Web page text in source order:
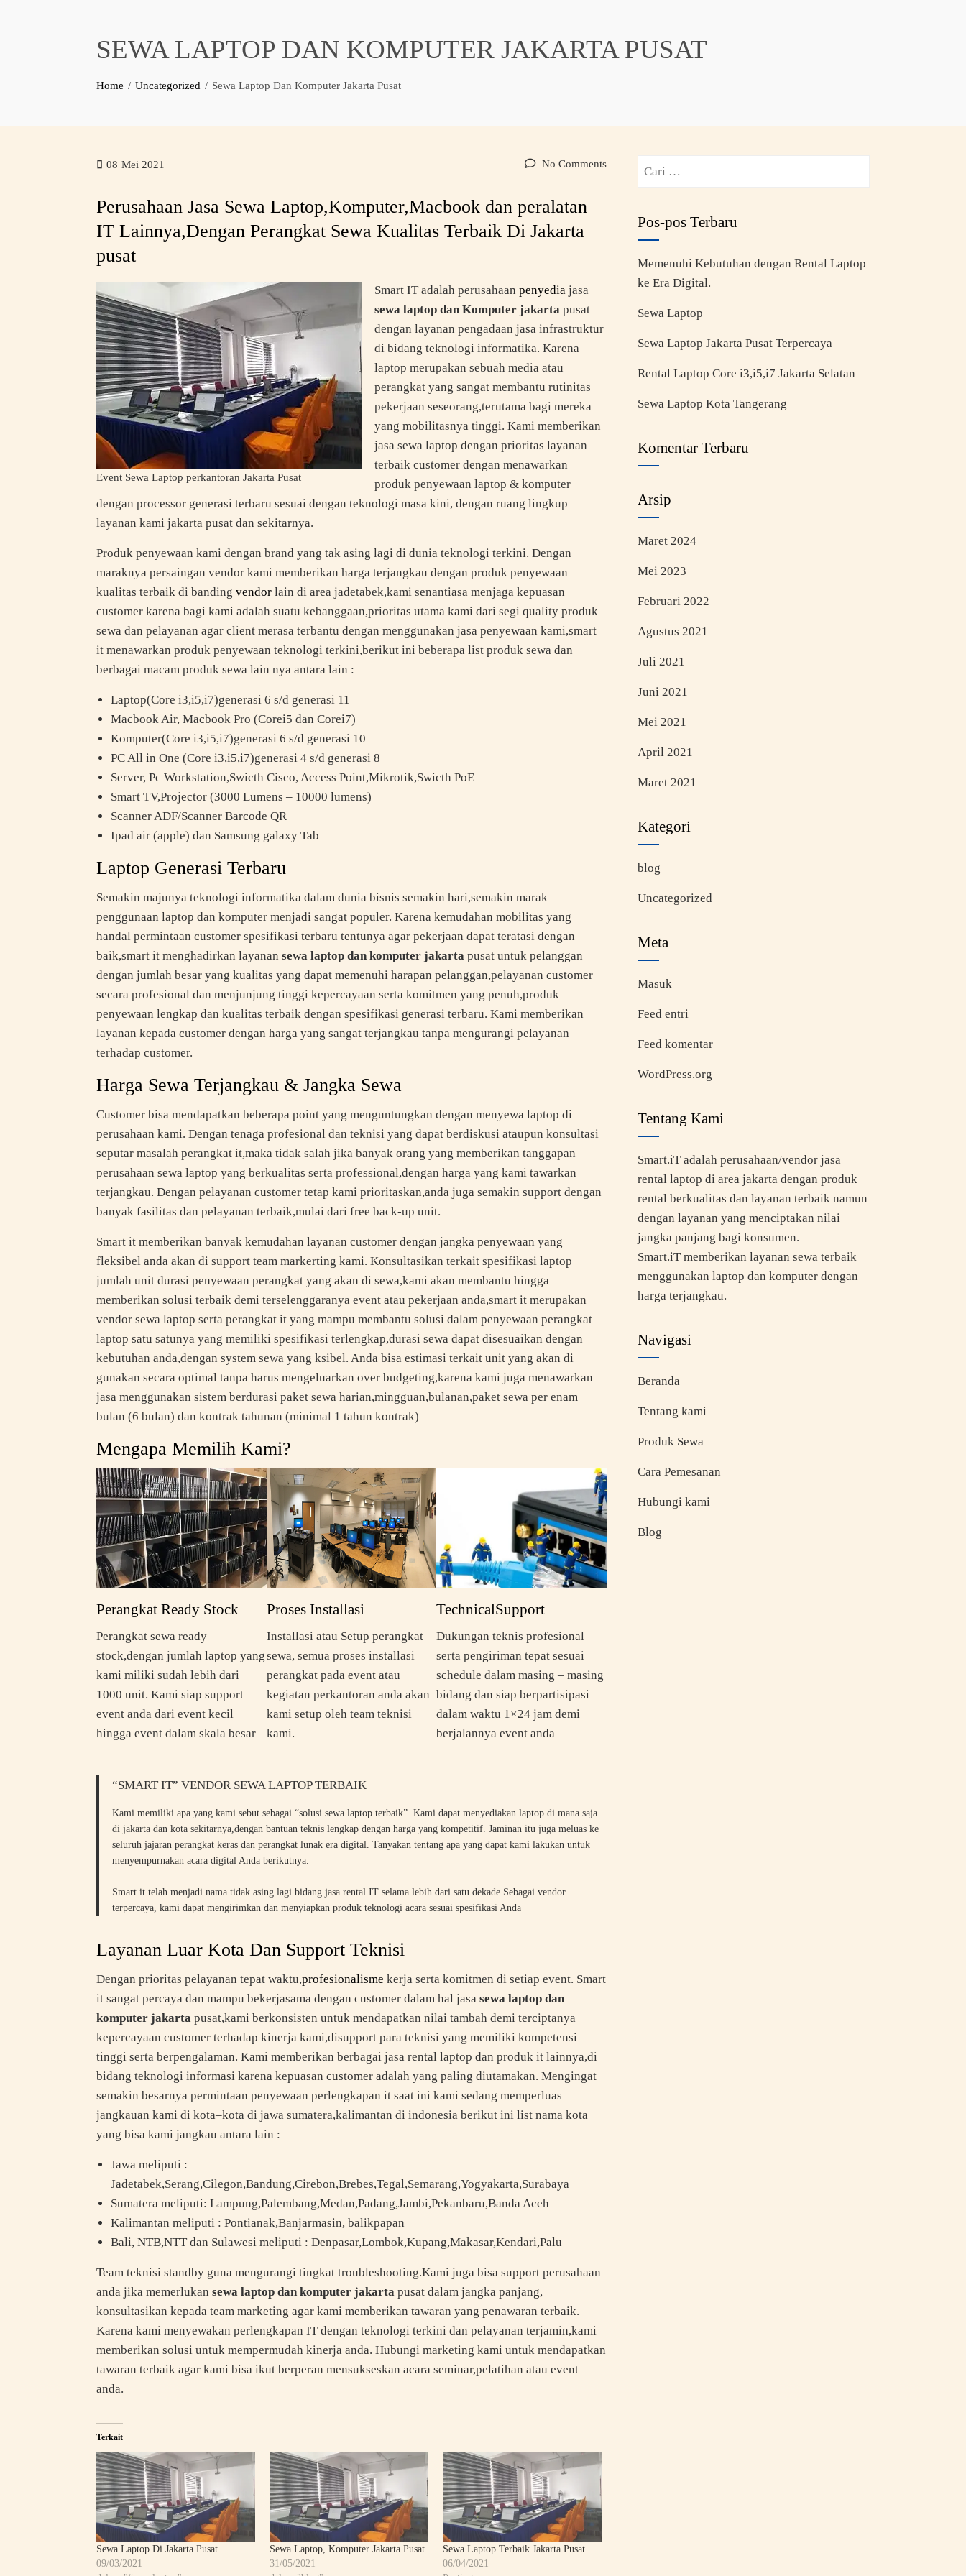
SEWA LAPTOP DAN KOMPUTER JAKARTA PUSAT
Home Uncategorized Sewa Laptop Dan Komputer Jakarta Pusat
08 Mei 2021 No Comments
Perusahaan Jasa Sewa Laptop,Komputer,Macbook dan peralatan
IT Lainnya,Dengan Perangkat Sewa Kualitas Terbaik Di Jakarta
pusat
Event Sewa Laptop perkantoran Jakarta Pusat
Smart IT adalah perusahaanpenyediajasa
sewa laptop dan Komputer jakarta pusat
dengan layanan pengadaan jasa infrastruktur
di bidang teknologi informatika. Karena
laptop merupakan sebuah media atau
perangkat yang sangat membantu rutinitas
pekerjaan seseorang,terutama bagi mereka
yang mobilitasnya tinggi. Kami memberikan
jasa sewa laptop dengan prioritas layanan
terbaik customer dengan menawarkan
produk penyewaan laptop & komputer
dengan processor generasi terbaru sesuai dengan teknologi masa kini, dengan ruang lingkup
layanan kami jakarta pusat dan sekitarnya.
Produk penyewaan kami dengan brand yang tak asing lagi di dunia teknologi terkini. Dengan
maraknya persaingan vendor kami memberikan harga terjangkau dengan produk penyewaan
kualitas terbaik di bandingvendor lain di area jadetabek,kami senantiasa menjaga kepuasan
customer karena bagi kami adalah suatu kebanggaan,prioritas utama kami dari segi quality produk
sewa dan pelayanan agar client merasa terbantu dengan menggunakan jasa penyewaan kami,smart
it menawarkan produk penyewaan teknologi terkini,berikut ini beberapa list produk sewa dan
berbagai macam produk sewa lain nya antara lain :
Laptop(Core i3,i5,i7)generasi 6 s/d generasi 11
Macbook Air, Macbook Pro (Corei5 dan Corei7)
Komputer(Core i3,i5,i7)generasi 6 s/d generasi 10
PC All in One (Core i3,i5,i7)generasi 4 s/d generasi 8
Server, Pc Workstation,Swicth Cisco, Access Point,Mikrotik,Swicth PoE
Smart TV,Projector (3000 Lumens – 10000 lumens)
Scanner ADF/Scanner Barcode QR
Ipad air (apple) dan Samsung galaxy Tab
Laptop Generasi Terbaru
Semakin majunya teknologi informatika dalam dunia bisnis semakin hari,semakin marak
penggunaan laptop dan komputer menjadi sangat populer. Karena kemudahan mobilitas yang
handal permintaan customer spesifikasi terbaru tentunya agar pekerjaan dapat teratasi dengan
baik,smart it menghadirkan layanansewa laptop dan komputer jakartapusat untuk pelanggan
dengan jumlah besar yang kualitas yang dapat memenuhi harapan pelanggan,pelayanan customer
secara profesional dan menjunjung tinggi kepercayaan serta komitmen yang penuh,produk
penyewaan lengkap dan kualitas terbaik dengan spesifikasi generasi terbaru. Kami memberikan
layanan kepada customer dengan harga yang sangat terjangkau tanpa mengurangi pelayanan
terhadap customer.
Harga Sewa Terjangkau & Jangka Sewa
Customer bisa mendapatkan beberapa point yang menguntungkan dengan menyewa laptop di
perusahaan kami. Dengan tenaga profesional dan teknisi yang dapat berdiskusi ataupun konsultasi
seputar masalah perangkat it,maka tidak salah jika banyak orang yang memberikan tanggapan
perusahaan sewa laptop yang berkualitas serta professional,dengan harga yang kami tawarkan
terjangkau. Dengan pelayanan customer tetap kami prioritaskan,anda juga semakin support dengan
banyak fasilitas dan pelayanan terbaik,mulai dari free back-up unit.
Smart it memberikan banyak kemudahan layanan customer dengan jangka penyewaan yang
fleksibel anda akan di support team markerting kami. Konsultasikan terkait spesifikasi laptop
jumlah unit durasi penyewaan perangkat yang akan di sewa,kami akan membantu hingga
memberikan solusi terbaik demi terselenggaranya event atau pekerjaan anda,smart it merupakan
vendor sewa laptop serta perangkat it yang mampu membantu solusi dalam penyewaan perangkat
laptop satu satunya yang memiliki spesifikasi terlengkap,durasi sewa dapat disesuaikan dengan
kebutuhan anda,dengan system sewa yang ksibel. Anda bisa estimasi terkait unit yang akan di
gunakan secara optimal tanpa harus mengeluarkan over budgeting,karena kami juga menawarkan
jasa menggunakan sistem berdurasi paket sewa harian,mingguan,bulanan,paket sewa per enam
bulan (6 bulan) dan kontrak tahunan (minimal 1 tahun kontrak)
Mengapa Memilih Kami?
Perangkat Ready Stock
Perangkat sewa ready
stock,dengan jumlah laptop yang
kami miliki sudah lebih dari
1000 unit. Kami siap support
event anda dari event kecil
hingga event dalam skala besar
Proses Installasi
Installasi atau Setup perangkat
sewa, semua proses installasi
perangkat pada event atau
kegiatan perkantoran anda akan
kami setup oleh team teknisi
kami.
TechnicalSupport
Dukungan teknis profesional
serta pengiriman tepat sesuai
schedule dalam masing – masing
bidang dan siap berpartisipasi
dalam waktu 1×24 jam demi
berjalannya event anda
“SMART IT” VENDOR SEWA LAPTOP TERBAIK
Kami memiliki apa yang kami sebut sebagai “solusi sewa laptop terbaik”. Kami dapat menyediakan laptop di mana saja
di jakarta dan kota sekitarnya,dengan bantuan teknis lengkap dengan harga yang kompetitif. Jaminan itu juga meluas ke
seluruh jajaran perangkat keras dan perangkat lunak era digital. Tanyakan tentang apa yang dapat kami lakukan untuk
menyempurnakan acara digital Anda berikutnya.
Smart it telah menjadi nama tidak asing lagi bidang jasa rental IT selama lebih dari satu dekade Sebagai vendor
terpercaya, kami dapat mengirimkan dan menyiapkan produk teknologi acara sesuai spesifikasi Anda
Layanan Luar Kota Dan Support Teknisi
Dengan prioritas pelayanan tepat waktu,profesionalisme kerja serta komitmen di setiap event. Smart
it sangat percaya dan mampu bekerjasama dengan customer dalam hal jasa sewa laptop dan
komputer jakarta pusat,kami berkonsisten untuk mendapatkan nilai tambah demi terciptanya
kepercayaan customer terhadap kinerja kami,disupport para teknisi yang memiliki kompetensi
tinggi serta berpengalaman. Kami memberikan berbagai jasa rental laptop dan produk it lainnya,di
bidang teknologi informasi karena kepuasan customer adalah yang paling diutamakan. Mengingat
semakin besarnya permintaan penyewaan perlengkapan it saat ini kami sedang memperluas
jangkauan kami di kota–kota di jawa sumatera,kalimantan di indonesia berikut ini list nama kota
yang bisa kami jangkau antara lain :
Jawa meliputi :
Jadetabek,Serang,Cilegon,Bandung,Cirebon,Brebes,Tegal,Semarang,Yogyakarta,Surabaya
Sumatera meliputi: Lampung,Palembang,Medan,Padang,Jambi,Pekanbaru,Banda Aceh
Kalimantan meliputi : Pontianak,Banjarmasin, balikpapan
Bali, NTB,NTT dan Sulawesi meliputi : Denpasar,Lombok,Kupang,Makasar,Kendari,Palu
Team teknisi standby guna mengurangi tingkat troubleshooting.Kami juga bisa support perusahaan
anda jika memerlukan sewa laptop dan komputer jakartapusat dalam jangka panjang,
konsultasikan kepada team marketing agar kami memberikan tawaran yang penawaran terbaik.
Karena kami menyewakan perlengkapan IT dengan teknologi terkini dan pelayanan terjamin,kami
memberikan solusi untuk mempermudah kinerja anda. Hubungi marketing kami untuk mendapatkan
tawaran terbaik agar kami bisa ikut berperan mensukseskan acara seminar,pelatihan atau event
anda.
Terkait
Sewa Laptop Di Jakarta Pusat
09/03/2021
Sewa Laptop, Komputer Jakarta Pusat
31/05/2021
Sewa Laptop Terbaik Jakarta Pusat
06/04/2021
Pos-pos Terbaru
Memenuhi Kebutuhan dengan Rental Laptop
ke Era Digital.
Sewa Laptop
Sewa Laptop Jakarta Pusat Terpercaya
Rental Laptop Core i3,i5,i7 Jakarta Selatan
Sewa Laptop Kota Tangerang
Komentar Terbaru
Arsip
Maret 2024
Mei 2023
Februari 2022
Agustus 2021
Juli 2021
Juni 2021
Mei 2021
April 2021
Maret 2021
Kategori
blog
Uncategorized
Meta
Masuk
Feed entri
Feed komentar
WordPress.org
Tentang Kami
Smart.iT adalah perusahaan/vendor jasa
rental laptop di area jakarta dengan produk
rental berkualitas dan layanan terbaik namun
dengan layanan yang menciptakan nilai
jangka panjang bagi konsumen.
Smart.iT memberikan layanan sewa terbaik
menggunakan laptop dan komputer dengan
harga terjangkau.
Navigasi
Beranda
Tentang kami
Produk Sewa
Cara Pemesanan
Hubungi kami
Blog